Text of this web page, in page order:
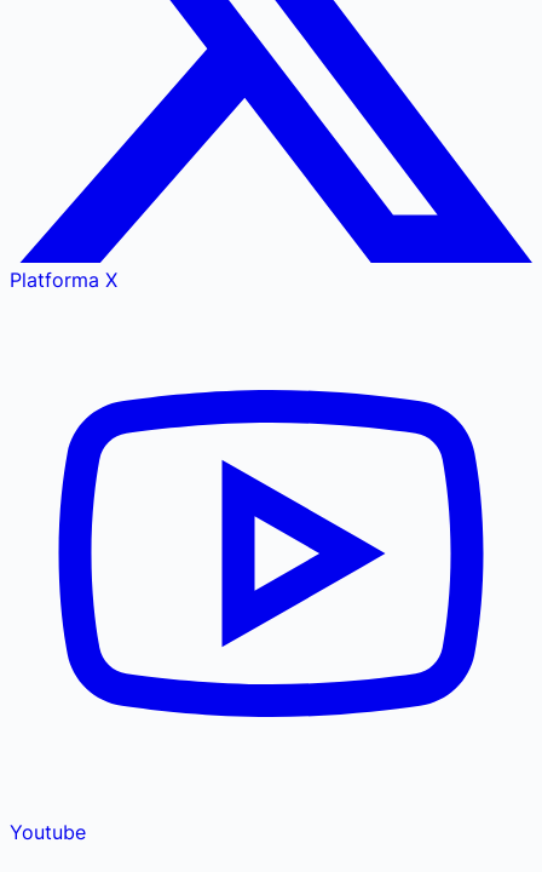
Platforma X
Youtube